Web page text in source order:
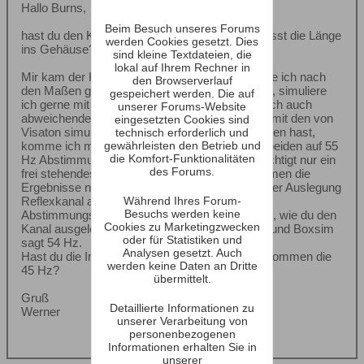
Hallo Burns,
hast du den Kanal ums Eck gebaut oder wie passt die Länge
ins Gehäuse?
Mir kam der Kanal etwas groß vor, deshalb habe ich nach
den Maßen gefragt. Wenn es schnell gehen soll, simuliere
ich gerne mit Basscade. Bei den W130S habe ich auch
abweichende TSP gemessen und im Vergleich mit den von
Visaton simuliert. Mit den Daten die du angegeben hast,
komme ich mit den unterschiedlichen TSP bei beiden auf 55
Hz Abstimmungsfrequenz. Basscade berücksichtigt nur ein
frei stehendes Rohr, aber bei einem Kanal stimmen die
Ergebnisse nicht so genau. Boxsim bietet ja unter Auslegung
Reflexkanal auch ein Tool zur Berechnung der
Abstimmungsfrequenz an. Ich weiß nicht genau, wie du den
Kanal ausgelegt hast, habe ich dann geschätzt und Boxsim
sagt 54 Hz.
Hast du die Impedanz gemessen, oder woher kommen die
45 Hz?
Gruß
Werner
Beim Besuch unseres Forums
werden Cookies gesetzt. Dies
sind kleine Textdateien, die
lokal auf Ihrem Rechner in
den Browserverlauf
gespeichert werden. Die auf
unserer Forums-Website
eingesetzten Cookies sind
technisch erforderlich und
gewährleisten den Betrieb und
die Komfort-Funktionalitäten
des Forums.
Während Ihres Forum-
Besuchs werden keine
Cookies zu Marketingzwecken
oder für Statistiken und
Analysen gesetzt. Auch
werden keine Daten an Dritte
übermittelt.
Detaillierte Informationen zu
unserer Verarbeitung von
personenbezogenen
Informationen erhalten Sie in
unserer